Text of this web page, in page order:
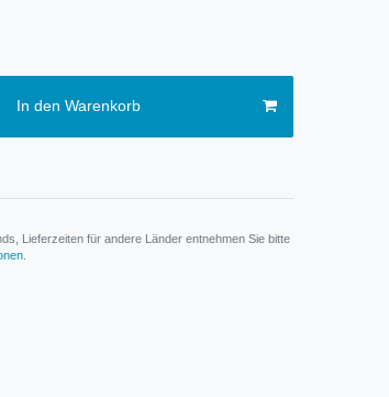
In den Warenkorb
Lieferzeiten für andere Länder entnehmen Sie bitte